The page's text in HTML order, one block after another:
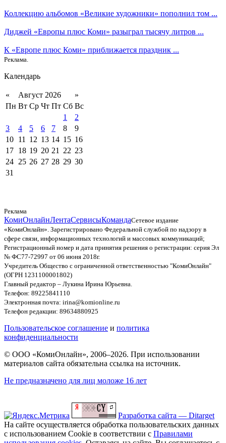
Коллекцию альбомов «Великие художники» пополнил том ...
Диджей «Европы плюс Коми» разыграл тысячу литров ...
К «Европе плюс Коми» приближается праздник ...
Реклама.
Календарь
« Август 2026
»
Пн Вт Ср Чт Пт Сб Вс
1
2
3
4 5 6 7 8
9
10 11 12 13 14 15 16
17 18 19 20 21 22 23
24 25 26 27 28 29 30
31
Реклама
КомиОнлайнЛентаСервисыКомандаСетевое издание
«КомиОнлайн». Зарегистрировано Федеральной службой по надзору в
сфере связи, информационных технологий и массовых коммуникаций;
Регистрационный номер и дата принятия решения о регистрации: серия Эл
№ ФС77-72997 от 06 июня 2018г.
Учредитель Общество с ограниченной ответственностью "КомиОнлайн"
(ОГРН 1231100001802)
Главный редактор – Лукина Ирина Юрьевна.
Телефон: 89225841110
Электронная почта: irina@komionline.ru
Телефон редакции: 89634880925
Пользовательское соглашение и политика
конфиденциальности
© ООО «КомиОнлайн», 2006–2026. При использовании
материалов сайта обязательна ссылка на источник.
Не предназначено для лиц моложе 16 лет
Разработка сайта — Ditarget
На сайте осуществляется обработка пользовательских данных
с использованием Cookie в соответствии с Правилами